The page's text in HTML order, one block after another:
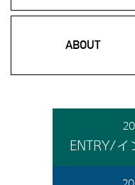
ABOUT
ENTRY/イ